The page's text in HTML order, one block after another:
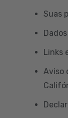
Suas
Links
Aviso